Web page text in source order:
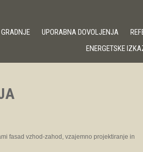
UPORABNA DOVOLJENJA
ENERGETSKE
fasad vzhod-zahod, vzajemno projektiranje in